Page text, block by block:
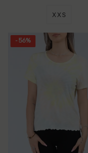
XXS
- 56%